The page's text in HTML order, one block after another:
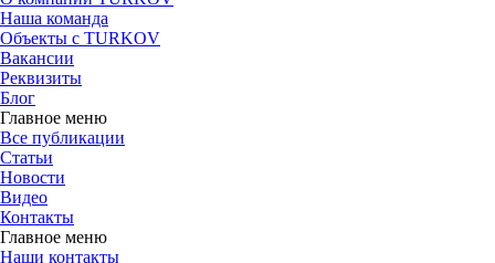
Наша команда
Объекты с TURKOV
Вакансии
Реквизиты
Блог
Главное меню
Все публикации
Статьи
Новости
Видео
Контакты
Главное меню
Наши контакты